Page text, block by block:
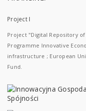
Project I
Project "Digital Repository
Programme Innovative
infrastructure ; European
Fund.